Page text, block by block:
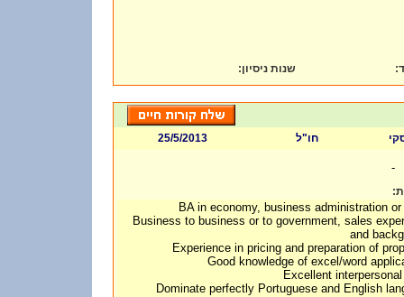
שנות ניסיון:
חו"ל 25/5/2013
-
BA in economy, business administration or
Business to business or to government, sales
and
Experience in pricing and preparation of
Good knowledge of excel/word
Excellent
Dominate perfectly Portuguese and English